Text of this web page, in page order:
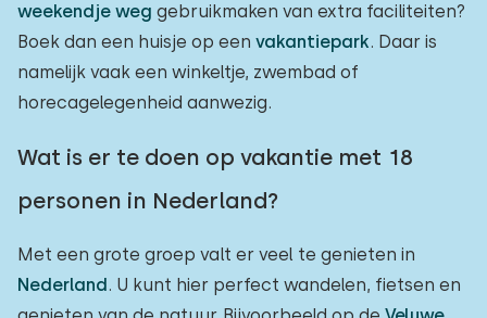
weekendje weg gebruikmaken van extra faciliteiten?
Boek dan een huisje op een vakantiepark. Daar is
namelijk vaak een winkeltje, zwembad of
horecagelegenheid aanwezig.
Wat is er te doen op vakantie met 18
personen in Nederland?
Met een grote groep valt er veel te genieten in
Nederland. U kunt hier perfect wandelen, fietsen en